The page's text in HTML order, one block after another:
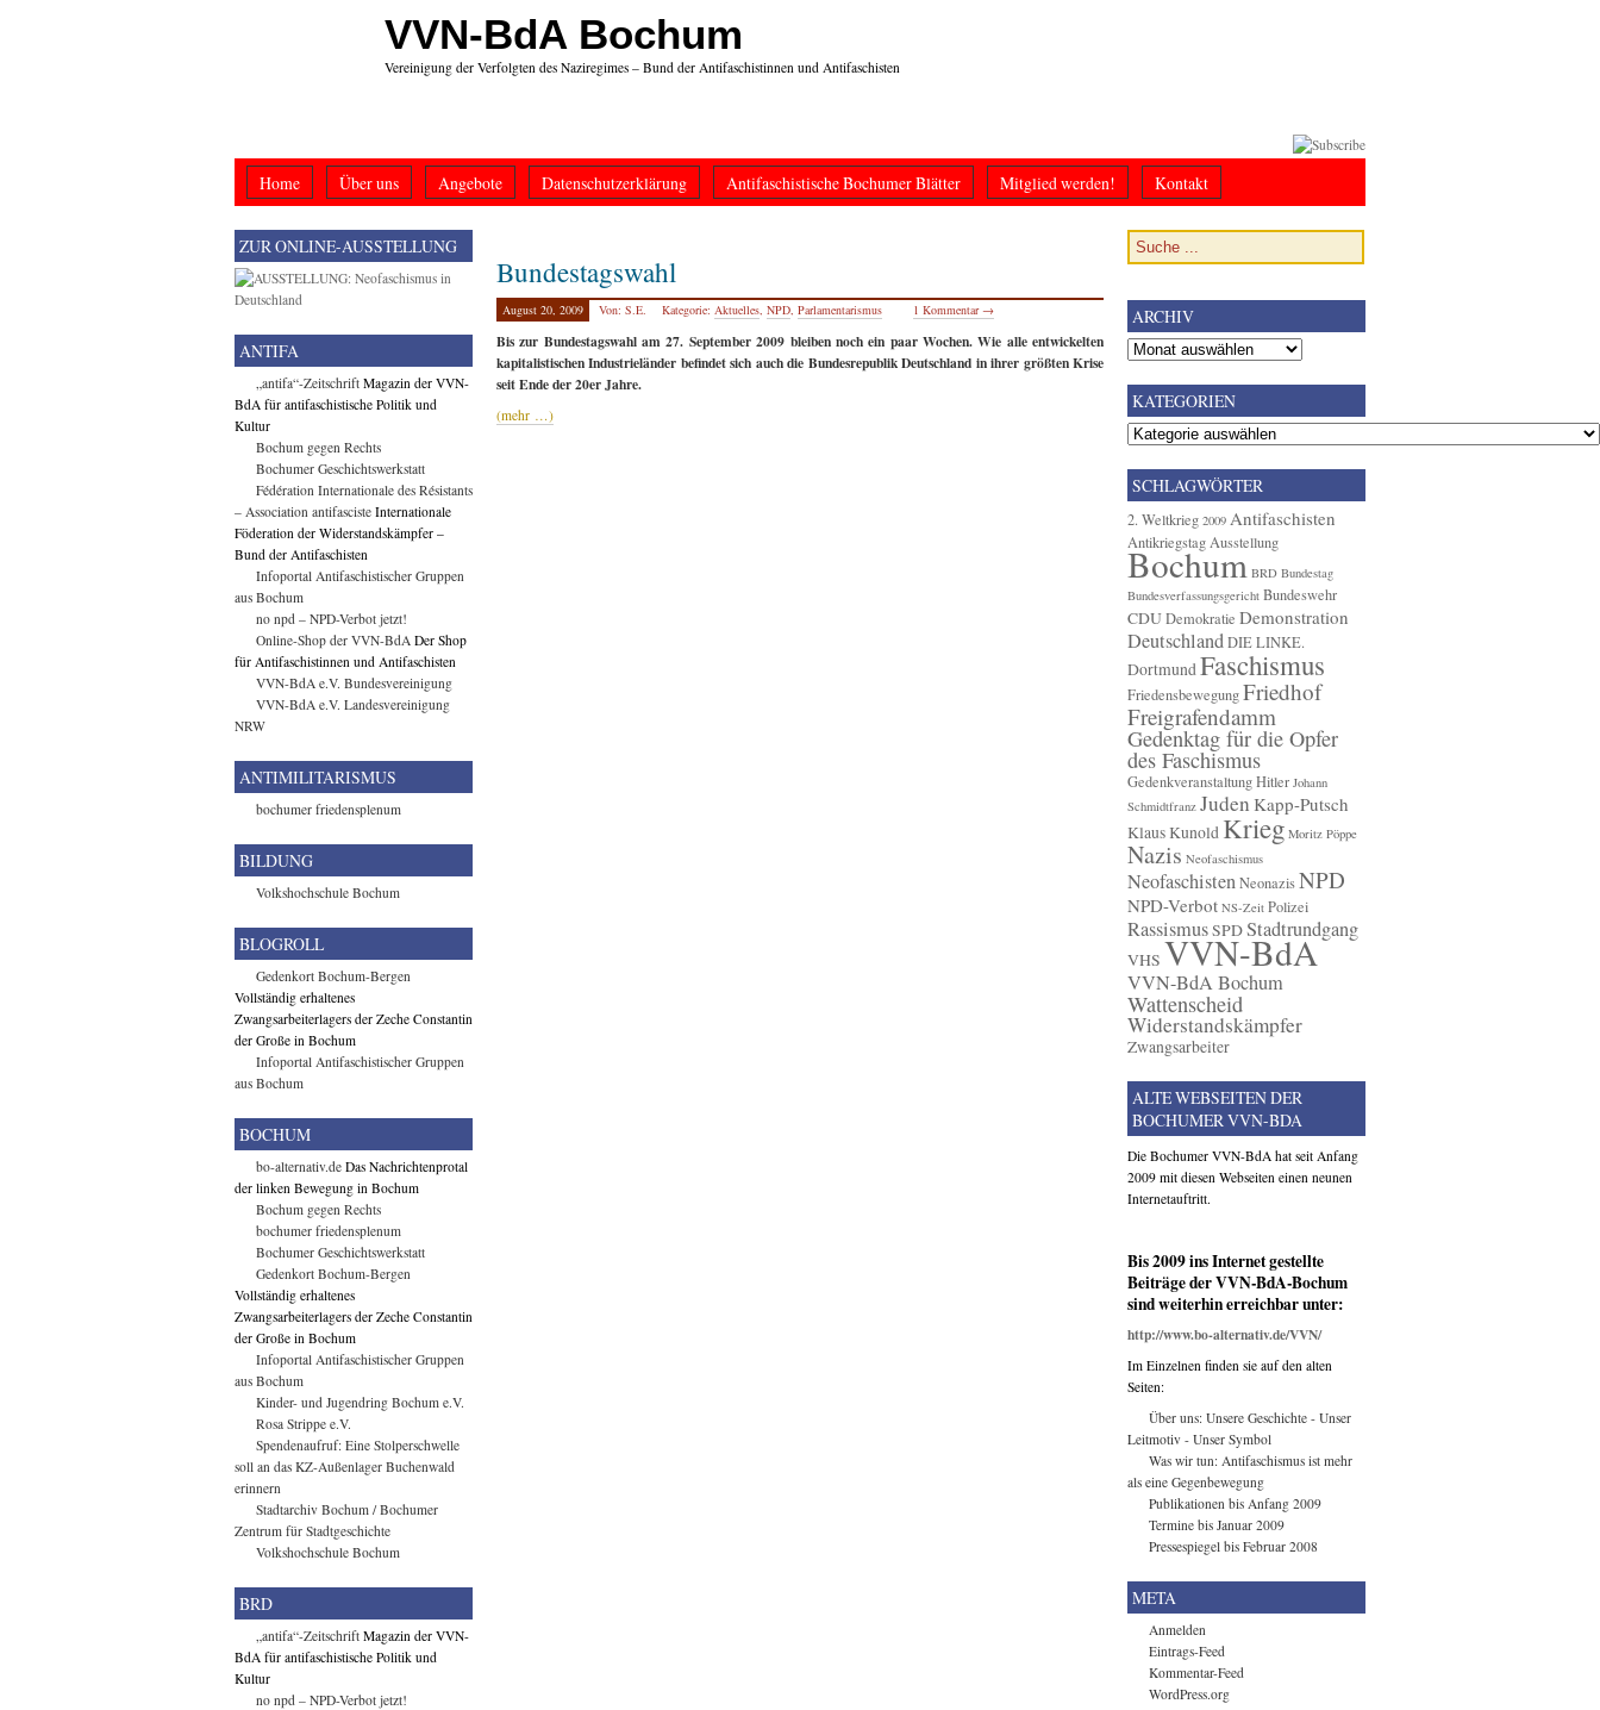
VVN-BdA Bochum
Vereinigung der Verfolgten des Naziregimes – Bund der Antifaschistinnen und Antifaschisten
Home Über uns Angebote Datenschutzerklärung Antifaschistische Bochumer Blätter Mitglied werden! Kontakt
Bundestagswahl
August 20, 2009 Von: S.E. Kategorie: Aktuelles, NPD, Parlamentarismus 1 Kommentar →
Bis zur Bundestagswahl am 27. September 2009 bleiben noch ein paar Wochen. Wie alle entwickelten
kapitalistischen Industrieländer befindet sich auch die Bundesrepublik Deutschland in ihrer größten Krise
seit Ende der 20er Jahre.
(mehr …)
ZUR ONLINE-AUSSTELLUNG
ANTIFA
„antifa“-Zeitschrift Magazin der VVN-
BdA für antifaschistische Politik und
Kultur
Bochum gegen Rechts
Bochumer Geschichtswerkstatt
Fédération Internationale des Résistants
– Association antifasciste Internationale
Föderation der Widerstandskämpfer –
Bund der Antifaschisten
Infoportal Antifaschistischer Gruppen
aus Bochum
no npd – NPD-Verbot jetzt!
Online-Shop der VVN-BdA Der Shop
für Antifaschistinnen und Antifaschisten
VVN-BdA e.V. Bundesvereinigung
VVN-BdA e.V. Landesvereinigung
NRW
ANTIMILITARISMUS
bochumer friedensplenum
BILDUNG
Volkshochschule Bochum
BLOGROLL
Gedenkort Bochum-Bergen
Vollständig erhaltenes
Zwangsarbeiterlagers der Zeche Constantin
der Große in Bochum
Infoportal Antifaschistischer Gruppen
aus Bochum
BOCHUM
bo-alternativ.de Das Nachrichtenprotal
der linken Bewegung in Bochum
Bochum gegen Rechts
bochumer friedensplenum
Bochumer Geschichtswerkstatt
Gedenkort Bochum-Bergen
Vollständig erhaltenes
Zwangsarbeiterlagers der Zeche Constantin
der Große in Bochum
Infoportal Antifaschistischer Gruppen
aus Bochum
Kinder- und Jugendring Bochum e.V.
Rosa Strippe e.V.
Spendenaufruf: Eine Stolperschwelle
soll an das KZ-Außenlager Buchenwald
erinnern
Stadtarchiv Bochum / Bochumer
Zentrum für Stadtgeschichte
Volkshochschule Bochum
BRD
„antifa“-Zeitschrift Magazin der VVN-
BdA für antifaschistische Politik und
Kultur
no npd – NPD-Verbot jetzt!
ARCHIV
Archiv
KATEGORIEN
Kategorien
SCHLAGWÖRTER
2. Weltkrieg 2009 Antifaschisten
Antikriegstag Ausstellung
Bochum BRD Bundestag
Bundesverfassungsgericht Bundeswehr
CDUDemokratie Demonstration
DeutschlandDIE LINKE.
DortmundFaschismus
FriedensbewegungFriedhof
Freigrafendamm
Gedenktag für die Opfer
des Faschismus
GedenkveranstaltungHitler Johann
Schmidtfranz Juden Kapp-Putsch
Klaus Kunold Krieg Moritz Pöppe
Nazis Neofaschismus
NeofaschistenNeonazisNPD
NPD-Verbot NS-Zeit Polizei
RassismusSPDStadtrundgang
VHS VVN-BdA
VVN-BdA Bochum
Wattenscheid
Widerstandskämpfer
Zwangsarbeiter
ALTE WEBSEITEN DER
BOCHUMER VVN-BDA
Die Bochumer VVN-BdA hat seit Anfang
2009 mit diesen Webseiten einen neunen
Internetauftritt.
Bis 2009 ins Internet gestellte
Beiträge der VVN-BdA-Bochum
sind weiterhin erreichbar unter:
http://www.bo-alternativ.de/VVN/
Im Einzelnen finden sie auf den alten
Seiten:
Über uns: Unsere Geschichte - Unser
Leitmotiv - Unser Symbol
Was wir tun: Antifaschismus ist mehr
als eine Gegenbewegung
Publikationen bis Anfang 2009
Termine bis Januar 2009
Pressespiegel bis Februar 2008
META
Anmelden
Eintrags-Feed
Kommentar-Feed
WordPress.org